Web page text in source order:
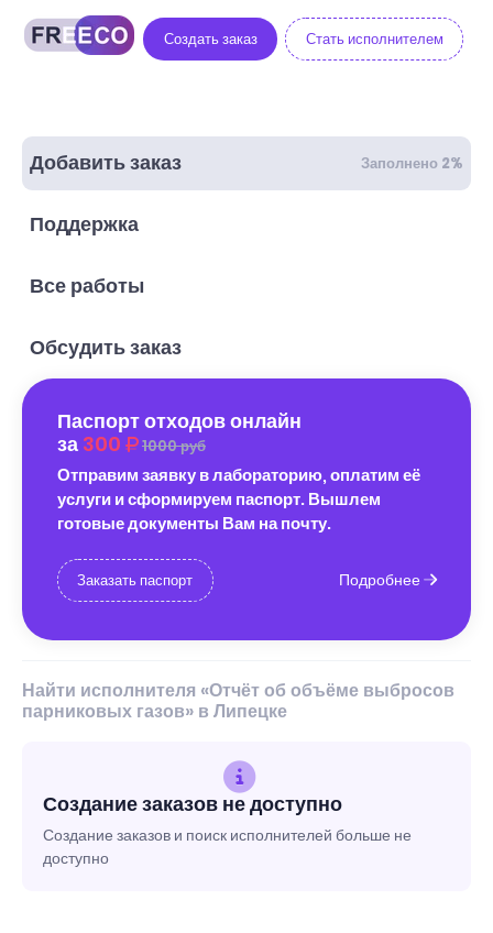
Создать заказ Стать исполнителем
Добавить заказ Заполнено 2%
Поддержка
Все работы
Обсудить заказ
Паспорт отходов онлайн
за 300 1000 руб
Отправим заявку в лабораторию, оплатим её
услуги и сформируем паспорт. Вышлем
готовые документы Вам на почту.
Заказать паспорт Подробнее
Найти исполнителя «Отчёт об объёме выбросов
парниковых газов» в Липецке
Создание заказов не доступно
Создание заказов и поиск исполнителей больше не
доступно